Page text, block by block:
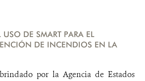
DE SMART PARA EL
DE INCENDIOS EN LA
por la Agencia de Estados